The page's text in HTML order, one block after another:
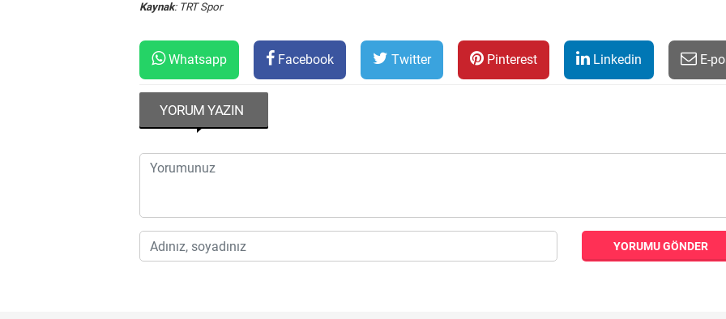
Kaynak: TRT Spor
Whatsapp Facebook Twitter Pinterest Linkedin E-
YORUM YAZIN
YORUMU GÖNDER